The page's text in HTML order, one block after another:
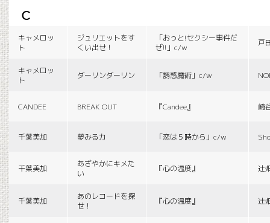
c
キャメロッ
ト
ジュリエットをす
くい出せ！
「おっと!セクシー事件だ
ぜ!!」c/w
戸
キャメロッ
ト
ダーリンダーリン 「誘惑魔術」c/w
CANDEE BREAK OUT 『Candee』 崎
千葉美加 夢みる力 「恋は５時から」c/w
千葉美加
あざやかにキメた
い
『心の温度』 辻
千葉美加
あのレコードを探
せ！
『心の温度』 辻